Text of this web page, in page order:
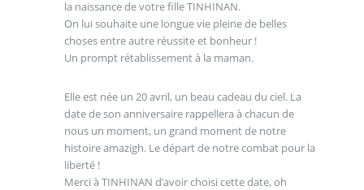
la naissance de votre fille TINHINAN.
On lui souhaite une longue vie pleine de belles
choses entre autre réussite et bonheur !
Un prompt rétablissement à la maman.
Elle est née un 20 avril, un beau cadeau du ciel. La
date de son anniversaire rappellera à chacun de
nous un moment, un grand moment de notre
histoire amazigh. Le départ de notre combat pour la
liberté !
Merci à TINHINAN d’avoir choisi cette date, oh